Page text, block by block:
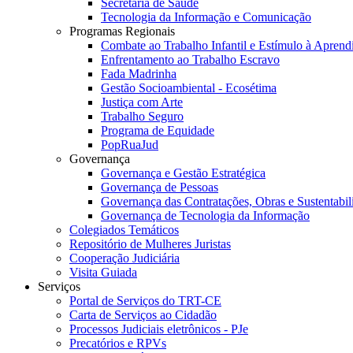
Secretaria de Saúde
Tecnologia da Informação e Comunicação
Programas Regionais
Combate ao Trabalho Infantil e Estímulo à
Enfrentamento ao Trabalho Escravo
Fada Madrinha
Gestão Socioambiental - Ecosétima
Justiça com Arte
Trabalho Seguro
Programa de Equidade
PopRuaJud
Governança
Governança e Gestão Estratégica
Governança de Pessoas
Governança das Contratações, Obras e
Governança de Tecnologia da Informação
Colegiados Temáticos
Repositório de Mulheres Juristas
Cooperação Judiciária
Visita Guiada
Serviços
Portal de Serviços do TRT-CE
Carta de Serviços ao Cidadão
Processos Judiciais eletrônicos - PJe
Precatórios e RPVs